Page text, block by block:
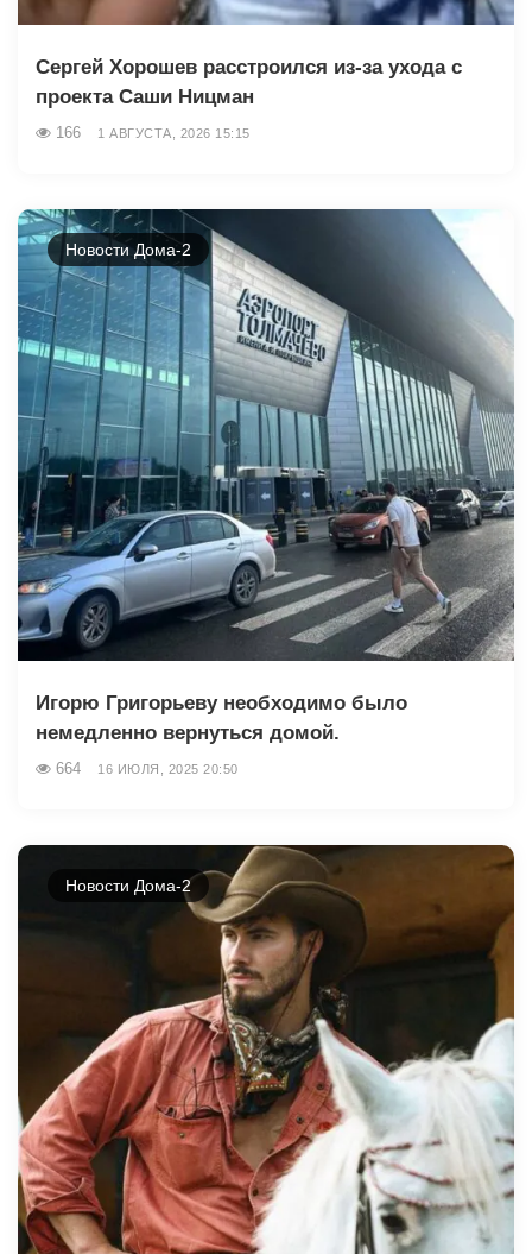
Сергей Хорошев расстроился из-за ухода с
проекта Саши Ницман
166 1 АВГУСТА, 2026 15:15
Новости Дома-2
Игорю Григорьеву необходимо было
немедленно вернуться домой.
664 16 ИЮЛЯ, 2025 20:50
Новости Дома-2